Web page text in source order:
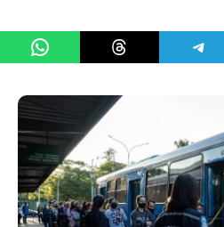
Share on WhatsAppShare on Threads